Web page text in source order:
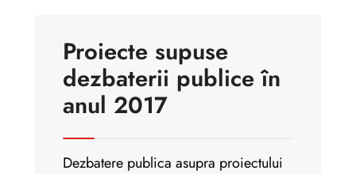
Proiecte supuse
dezbaterii publice în
anul 2017
Dezbatere publica asupra proiectului